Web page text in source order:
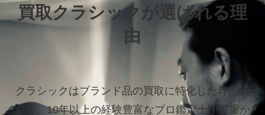
買取クラシックが選ばれる理
由
クラシックはブランド品の買取に特化した専門店
です。10年以上の経験豊富なプロ鑑定士が丁重か